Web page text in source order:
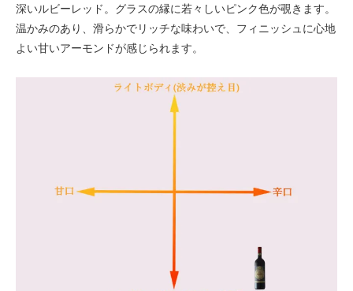
深いルビーレッド。グラスの縁に若々しいピンク色が覗きます。
温かみのあり、滑らかでリッチな味わいで、フィニッシュに心地
よい甘いアーモンドが感じられます。